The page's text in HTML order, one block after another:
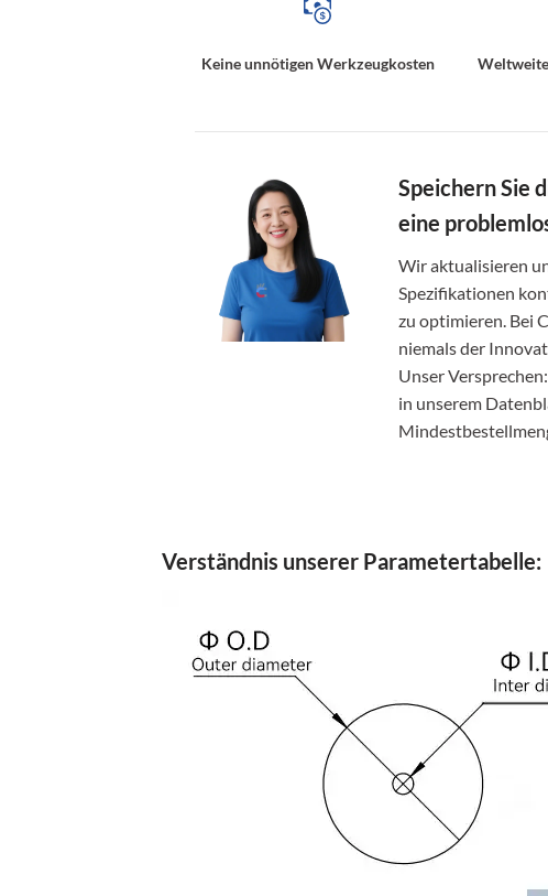
Keine unnötigen Werkzeugkosten
Speichern Sie
eine
Wir aktualisieren
Spezifikationen
zu optimieren. Bei
niemals der
Unser
in unserem
Verständnis unserer Parametertabelle: